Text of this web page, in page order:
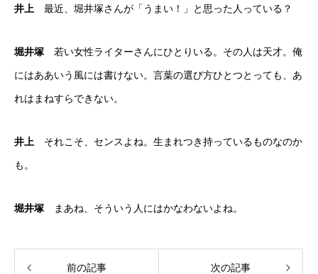
井上 最近、堀井塚さんが「うまい！」と思った人っている？
堀井塚 若い女性ライターさんにひとりいる。その人は天才。俺
にはああいう風には書けない。言葉の選び方ひとつとっても、あ
れはまねすらできない。
井上 それこそ、センスよね。生まれつき持っているものなのか
も。
堀井塚 まあね、そういう人にはかなわないよね。
前の記事 次の記事